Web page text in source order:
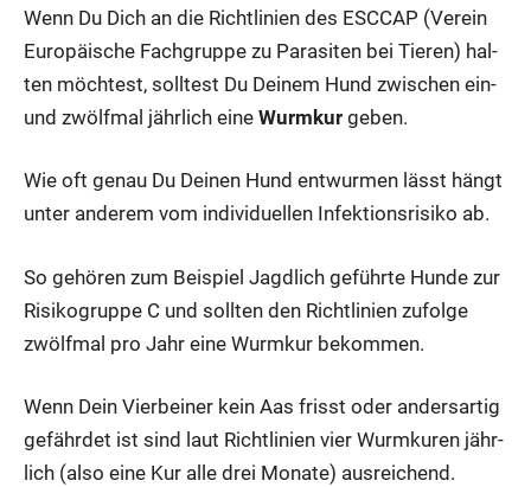
Wenn Du Dich an die Richt­li­ni­en des ESCCAP (Ver­ein
Euro­päi­sche Fach­grup­pe zu Para­si­ten bei Tie­ren) hal­
ten möch­test, soll­test Du Dei­nem Hund zwi­schen ein-
und zwölf­mal jähr­lich eine Wurm­kur geben.
Wie oft genau Du Dei­nen Hund ent­wur­men lässt hängt
unter ande­rem vom indi­vi­du­el­len Infek­ti­ons­ri­si­ko ab.
So gehö­ren zum Bei­spiel Jagd­lich geführ­te Hun­de zur
Risi­ko­grup­pe C und soll­ten den Richt­li­ni­en zufol­ge
zwölf­mal pro Jahr eine Wurm­kur bekom­men.
Wenn Dein Vier­bei­ner kein Aas frisst oder anders­ar­tig
gefähr­det ist sind laut Richt­li­ni­en vier Wurm­ku­ren jähr­
lich (also eine Kur alle drei Mona­te) aus­rei­chend.